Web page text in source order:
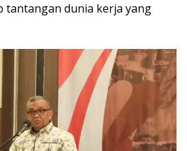
tantangan dunia kerja yang